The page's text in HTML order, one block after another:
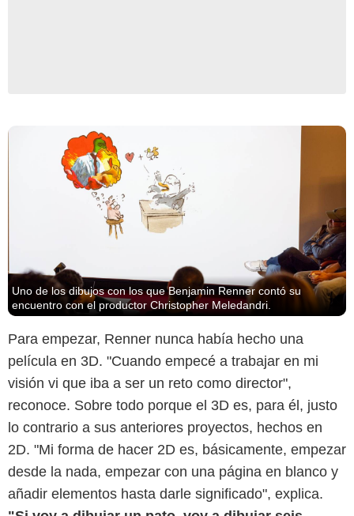
Uno de los dibujos con los que Benjamin Renner contó su
encuentro con el productor Christopher Meledandri.
Para empezar, Renner nunca había hecho una
película en 3D. "Cuando empecé a trabajar en mi
visión vi que iba a ser un reto como director",
reconoce. Sobre todo porque el 3D es, para él, justo
lo contrario a sus anteriores proyectos, hechos en
2D. "Mi forma de hacer 2D es, básicamente, empezar
desde la nada, empezar con una página en blanco y
añadir elementos hasta darle significado", explica.